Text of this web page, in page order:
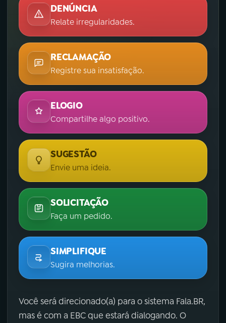
DENÚNCIA
Relate irregularidades.
RECLAMAÇÃO
Registre sua insatisfação.
ELOGIO
Compartilhe algo positivo.
SUGESTÃO
Envie uma ideia.
SOLICITAÇÃO
Faça um pedido.
SIMPLIFIQUE
Sugira melhorias.
Você será direcionado(a) para o sistema Fala.BR,
mas é com a EBC que estará dialogando. O